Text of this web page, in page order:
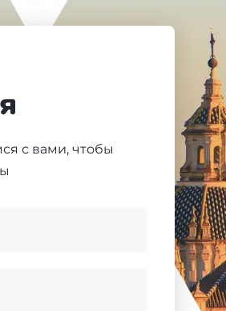
с вами, чтобы